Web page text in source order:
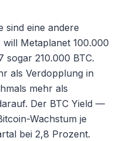
sind eine andere
will Metaplanet 100.000
sogar 210.000 BTC.
als Verdopplung in
mehr als
Der BTC Yield —
Wachstum je
bei 2,8 Prozent.